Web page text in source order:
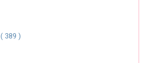
( 389 )